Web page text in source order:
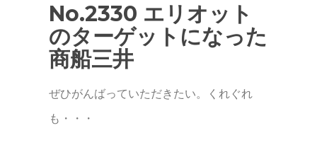
No.2330 エリオット
のターゲットになった
商船三井
ぜひがんばっていただきたい。くれぐれ
も・・・